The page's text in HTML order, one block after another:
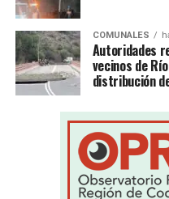
COMUNALES
Autoridades
vecinos de
distribución